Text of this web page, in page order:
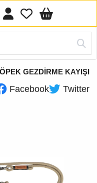
GEZDİRME KAYIŞI
Facebook Twitter